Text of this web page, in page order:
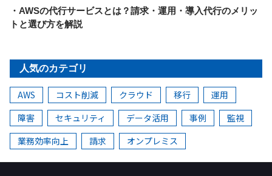
・AWSの代行サービスとは？請求・運用・導入代行のメリッ
トと選び方を解説
人気のカテゴリ
AWS コスト削減 クラウド 移行
運用
障害
セキュリティ データ活用 事例
監視
業務効率向上
請求 オンプレミス